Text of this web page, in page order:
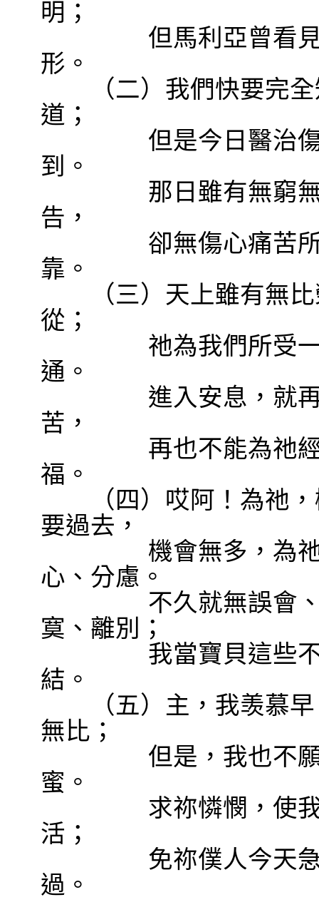
明；
但馬利亞曾看
形。
（二）我們快要完全
道；
但是今日醫治
到。
那日雖有無窮
告，
卻無傷心痛苦
靠。
（三）天上雖有無比
從；
祂為我們所受
通。
進入安息，就
苦，
再也不能為祂
福。
（四）哎阿！為祂，
要過去，
機會無多，為
心、分慮。
不久就無誤會
寞、離別；
我當寶貝這些
結。
（五）主，我羡慕早
無比；
但是，我也不
蜜。
求祢憐憫，使
活；
免祢僕人今天
過。